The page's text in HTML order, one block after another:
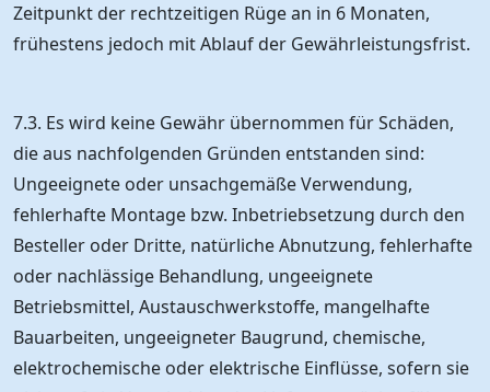
Zeitpunkt der rechtzeitigen Rüge an in 6 Monaten,
frühestens jedoch mit Ablauf der Gewährleistungsfrist.
7.3. Es wird keine Gewähr übernommen für Schäden,
die aus nachfolgenden Gründen entstanden sind:
Ungeeignete oder unsachgemäße Verwendung,
fehlerhafte Montage bzw. Inbetriebsetzung durch den
Besteller oder Dritte, natürliche Abnutzung, fehlerhafte
oder nachlässige Behandlung, ungeeignete
Betriebsmittel, Austauschwerkstoffe, mangelhafte
Bauarbeiten, ungeeigneter Baugrund, chemische,
elektrochemische oder elektrische Einflüsse, sofern sie